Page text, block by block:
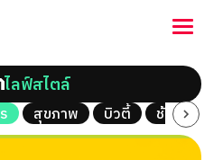
ไลฟ์สไตล์
สุขภาพ บิวตี้ ช้อปปิ้ง